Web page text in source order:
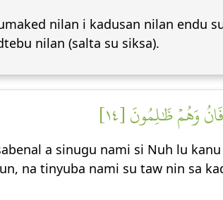
nilan i kadusan nilan endu
nilan (salta su siksa).
وَهُمۡ ظَٰلِمُونَ [١٤]
a sinugu nami si Nuh lu
na tinyuba nami su taw nin sa